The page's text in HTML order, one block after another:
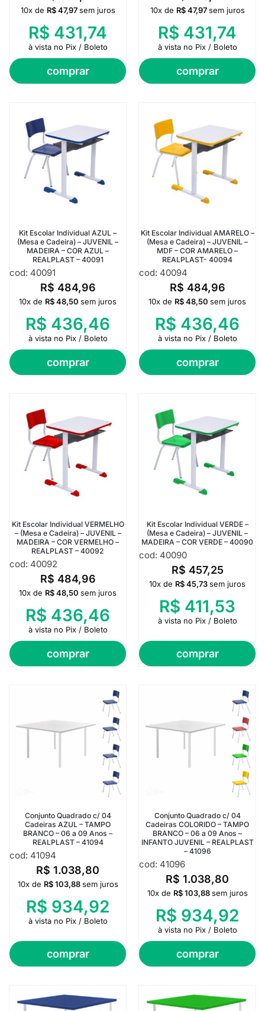
comprar
10x de R$47,97 sem juros
R$ 431,74
à vista no Pix / Boleto
comprar
10x de R$47,97 sem juros
R$ 431,74
à vista no Pix / Boleto
Kit Escolar Individual AZUL –
(Mesa e Cadeira) – JUVENIL –
MADEIRA – COR AZUL –
REALPLAST – 40091
cod: 40091
R$ 484,96
comprar
10x de R$48,50 sem juros
R$ 436,46
à vista no Pix / Boleto
Kit Escolar Individual AMARELO –
(Mesa e Cadeira) – JUVENIL –
MDF – COR AMARELO –
REALPLAST- 40094
cod: 40094
R$ 484,96
comprar
10x de R$48,50 sem juros
R$ 436,46
à vista no Pix / Boleto
Kit Escolar Individual VERMELHO
– (Mesa e Cadeira) – JUVENIL –
MADEIRA – COR VERMELHO –
REALPLAST – 40092
cod: 40092
R$ 484,96
comprar
10x de R$48,50 sem juros
R$ 436,46
à vista no Pix / Boleto
Kit Escolar Individual VERDE –
(Mesa e Cadeira) – JUVENIL –
MADEIRA – COR VERDE – 40090
cod: 40090
R$ 457,25
comprar
10x de R$45,73sem juros
R$ 411,53
à vista no Pix / Boleto
Conjunto Quadrado c/ 04
Cadeiras AZUL – TAMPO
BRANCO – 06 a 09 Anos –
REALPLAST – 41094
cod: 41094
R$ 1.038,80
comprar
10x de R$103,88 sem juros
R$ 934,92
à vista no Pix / Boleto
Conjunto Quadrado c/ 04
Cadeiras COLORIDO – TAMPO
BRANCO – 06 a 09 Anos –
INFANTO JUVENIL – REALPLAST
– 41096
cod: 41096
R$ 1.038,80
comprar
10x de R$103,88 sem juros
R$ 934,92
à vista no Pix / Boleto